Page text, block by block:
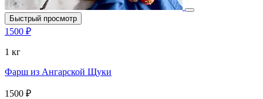
Быстрый просмотр
1500 ₽
1 кг
Фарш из Ангарской Щуки
1500 ₽